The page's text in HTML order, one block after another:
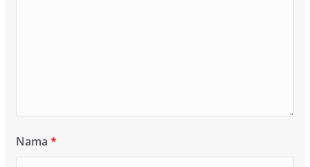
Nama *